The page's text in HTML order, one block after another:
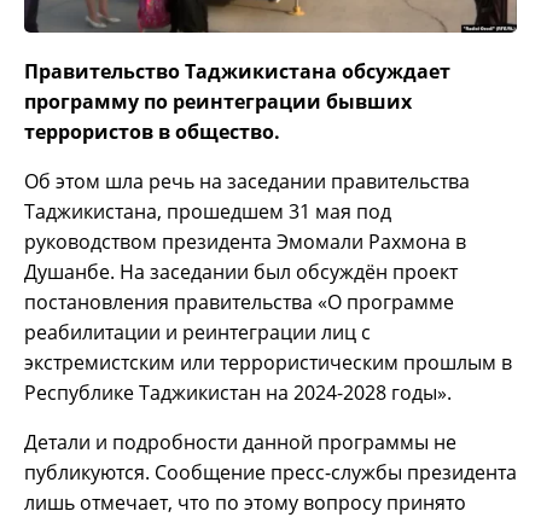
Правительство Таджикистана обсуждает
программу по реинтеграции бывших
террористов в общество.
Об этом шла речь на заседании правительства
Таджикистана, прошедшем 31 мая под
руководством президента Эмомали Рахмона в
Душанбе. На заседании был обсуждён проект
постановления правительства «О программе
реабилитации и реинтеграции лиц с
экстремистским или террористическим прошлым в
Республике Таджикистан на 2024-2028 годы».
Детали и подробности данной программы не
публикуются. Сообщение пресс-службы президента
лишь отмечает, что по этому вопросу принято